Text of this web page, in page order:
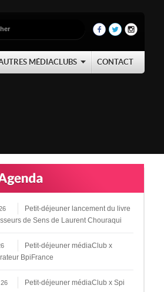
MÉDIACLUBS CONTACT
Petit-déjeuner lancement du livre
de Sens de Laurent Chouraqui
Petit-déjeuner médiaClub x
BpiFrance
Petit-déjeuner médiaClub x Spi